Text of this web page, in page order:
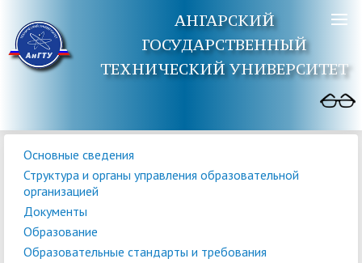
АНГАРСКИЙ
ГОСУДАРСТВЕННЫЙ
ТЕХНИЧЕСКИЙ УНИВЕРСИТЕТ
Основные сведения
Структура и органы управления образовательной
организацией
Документы
Образование
Образовательные стандарты и требования